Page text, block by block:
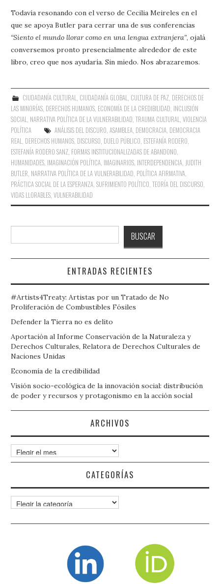
Todavía resonando con el verso de Cecilia Meireles en el
que se apoya Butler para cerrar una de sus conferencias
“Siento el mundo llorar como en una lengua extranjera”, ojalá
conversemos pronto presencialmente alrededor de este
libro, creo que nos ayudaría. Sin miedo. Nos abrazaremos.
CIUDADANÍA CULTURAL, CIUDADANÍA GLOBAL, CULTURA DE PAZ, DERECHOS DE
LAS MINORÍAS, DERECHOS HUMANOS, ECONOMÍA DE LA CREDIBILIDAD, INCLUSIÓN
SOCIAL, NARRATIVA POLÍTICA DE LA VULNERABILIDAD,TRAUMA CULTURAL,VIOLENCIA
POLÍTICA
ANÁLISIS DEL DISCURO, ASAMBLEA, DEMOCRACIA, DEMOCRACIA
REAL, DERECHOS HUMANOS, DISCURSO, DUELO PÚBLICO, ESTEFANÍA RODERO,
ESTEFANÍA RODERO SANZ, FORMAS INSTITUCIONALIZADAS DE ABANDONO,
HUMANIDADES, IMAGINACIÓN POLÍTICA, IMAGINARIOS, INTERDEPENDENCIA, JUDITH
BUTLER, NARRATIVA POLÍTICA DE LA VULNERABILIDAD, POLÍTICA AFIRMATIVA,
PRÁCTICA SOCIAL DE LA ESPERANZA,SUFRIMIENTO POLÍTICO,TEORÍA DEL DISCURSO,
VIDAS LLORABLES,VULNERABILIDAD
BUSCAR
ENTRADAS RECIENTES
#Artists4Treaty: Artistas por un Tratado de No
Proliferación de Combustibles Fósiles
Defender la Tierra no es delito
Aportación al Informe Conservación de la Naturaleza y
Derechos Culturales, Relatora de Derechos Culturales de
Naciones Unidas
Economía de la credibilidad
Visión socio-ecológica de la innovación social: distribución
de poder y recursos y protagonismo en la acción social
ARCHIVOS
Archivos
CATEGORÍAS
Categorías